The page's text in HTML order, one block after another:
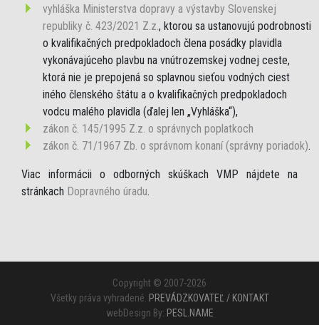
vyhláška Ministerstva dopravy a výstavby Slovenskej
republiky č. 423/2021 Z.z., ktorou sa ustanovujú podrobnosti
o kvalifikačných predpokladoch člena posádky plavidla
vykonávajúceho plavbu na vnútrozemskej vodnej ceste,
ktorá nie je prepojená so splavnou sieťou vodných ciest
iného členského štátu a o kvalifikačných predpokladoch
vodcu malého plavidla (ďalej len „Vyhláška“),
zákon č. 145/1995 Z.z. o správnych poplatkoch
zákon č. 71/1967 Zb. o správnom konaní (správny poriadok).
Viac informácii o odborných skúškach VMP nájdete na
stránkach Dopravného úradu.
Copyright © 2007-2026
Všetky práva vyhradené. PREVÁDZKOVATEĽ / KONTAKT
webDesign By: PESL.NAME